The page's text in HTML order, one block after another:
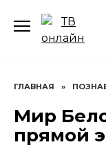
содержанию
ГЛАВНАЯ »
Мир
прямой